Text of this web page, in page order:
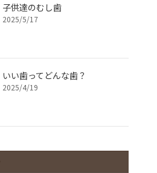
子供達のむし歯
2025/5/17
いい歯ってどんな歯？
2025/4/19